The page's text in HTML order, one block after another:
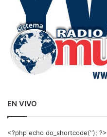
EN VIVO
<?php echo do_shortcode(‘‘); ?>